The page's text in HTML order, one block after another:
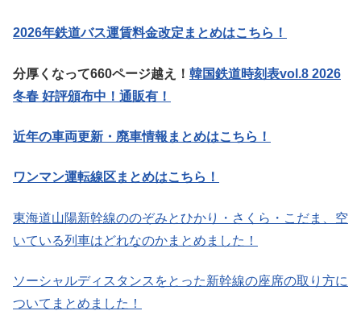
2026年鉄道バス運賃料金改定まとめはこちら！
分厚くなって660ページ越え！ 韓国鉄道時刻表vol.8 2026
冬春 好評頒布中！通販有！
近年の車両更新・廃車情報まとめはこちら！
ワンマン運転線区まとめはこちら！
東海道山陽新幹線ののぞみとひかり・さくら・こだま、空
いている列車はどれなのかまとめました！
ソーシャルディスタンスをとった新幹線の座席の取り方に
ついてまとめました！